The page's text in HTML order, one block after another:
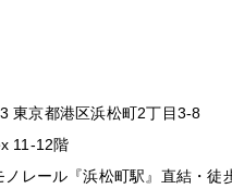
東京都港区浜松町2丁目3-8
11-12階
ノレール『浜松町駅』直結・徒